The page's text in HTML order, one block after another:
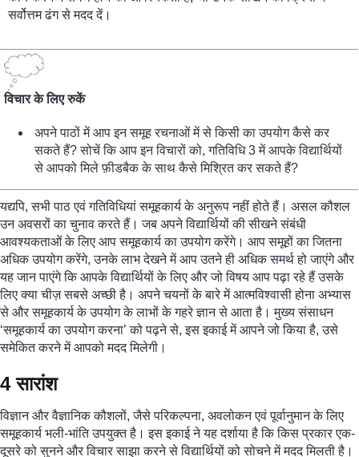
सर्वोत्तम ढंग से मदद दें।
विचार के लिए रुकें
अपने पाठों में आप इन समूह रचनाओं में से किसी का उपयोग कैसे कर
सकते हैं? सोचें कि आप इन विचारों को, गतिविधि 3 में आपके विद्यार्थियों
से आपको मिले फ़ीडबैक के साथ कैसे मिश्रित कर सकते हैं?
यद्यपि, सभी पाठ एवं गतिविधियां समूहकार्य के अनुरूप नहीं होते हैं। असल कौशल
उन अवसरों का चुनाव करते हैं। जब अपने विद्यार्थियों की सीखने संबंधी
आवश्यकताओं के लिए आप समूहकार्य का उपयोग करेंगे। आप समूहों का जितना
अधिक उपयोग करेंगे, उनके लाभ देखने में आप उतने ही अधिक समर्थ हो जाएंगे और
यह जान पाएंगे कि आपके विद्यार्थियों के लिए और जो विषय आप पढ़ा रहे हैं उसके
लिए क्या चीज़ सबसे अच्छी है। अपने चयनों के बारे में आत्मविश्वासी होना अभ्यास
से और समूहकार्य के उपयोग के लाभों के गहरे ज्ञान से आता है। मुख्य संसाधन
‘समूहकार्य का उपयोग करना’ को पढ़ने से, इस इकाई में आपने जो किया है, उसे
समेकित करने में आपको मदद मिलेगी।
4 सारांश
विज्ञान और वैज्ञानिक कौशलों, जैसे परिकल्पना, अवलोकन एवं पूर्वानुमान के लिए
समूहकार्य भली-भांति उपयुक्त है। इस इकाई ने यह दर्शाया है कि किस प्रकार एक-
दूसरे को सुनने और विचार साझा करने से विद्यार्थियों को सोचने में मदद मिलती है।